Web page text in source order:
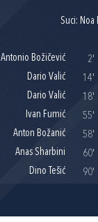
Suci: Noa
Antonio Božičević
2'
Dario Valić
14'
Dario Valić
18'
Ivan Fumić
55'
Anton Božanić
58'
Anas Sharbini
60'
Dino Tešić
90'